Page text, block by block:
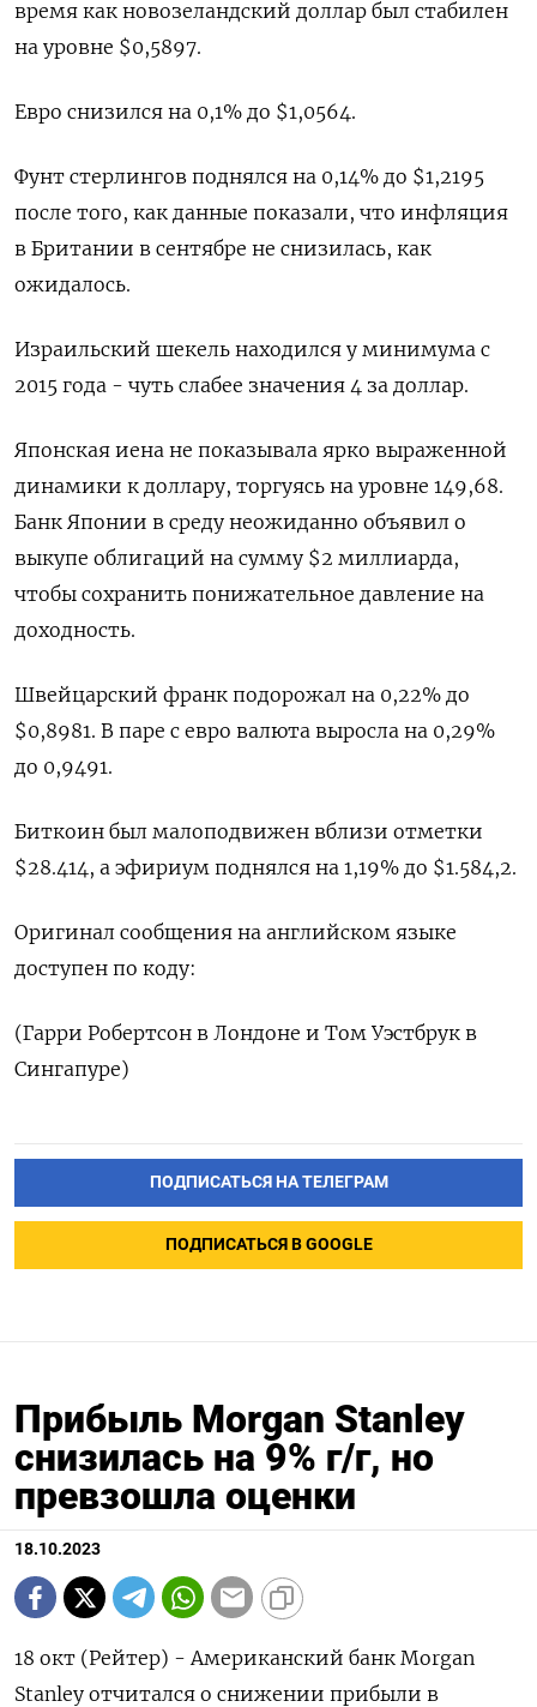
время как новозеландский доллар был стабилен
на уровне $0,5897​.
Евро снизился на 0,1% до $1,0564​.
Фунт стерлингов поднялся на 0,14% до $1,2195​
после того, как данные показали, что инфляция
в Британии в сентябре не снизилась, как
ожидалось.
Израильский шекель находился у минимума с
2015 года - чуть слабее значения 4 за доллар.
Японская иена не показывала ярко выраженной
динамики к доллару, торгуясь на уровне 149,68.
Банк Японии в среду неожиданно объявил о
выкупе облигаций на сумму $2 миллиарда,
чтобы сохранить понижательное давление на
доходность.
Швейцарский франк подорожал на 0,22% до
$0,8981​. В паре с евро валюта выросла на 0,29%​
до 0,9491.
Биткоин был малоподвижен вблизи отметки
$28.414, а эфириум поднялся на 1,19% до $1.584,2.
Оригинал сообщения на английском языке
доступен по коду:
(Гарри Робертсон в Лондоне и Том Уэстбрук в
Сингапуре)
ПОДПИСАТЬСЯ НА ТЕЛЕГРАМ
ПОДПИСАТЬСЯ В GOOGLE
Прибыль Morgan Stanley
снизилась на 9% г/г, но
превзошла оценки
18.10.2023
18 окт (Рейтер) - Американский банк Morgan
Stanley отчитался о снижении прибыли в